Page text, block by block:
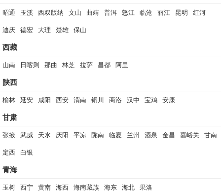
昭通 玉溪 西双版纳 文山 曲靖 普洱 怒江 临沧 丽江 昆明 红河
迪庆 德宏 大理 楚雄 保山
西藏
山南 日喀则 那曲 林芝 拉萨 昌都 阿里
陕西
榆林 延安 咸阳 西安 渭南 铜川 商洛 汉中 宝鸡 安康
甘肃
张掖 武威 天水 庆阳 平凉 陇南 临夏 兰州 酒泉 金昌 嘉峪关 甘南
定西 白银
青海
玉树 西宁 黄南 海西 海南藏族 海东 海北 果洛